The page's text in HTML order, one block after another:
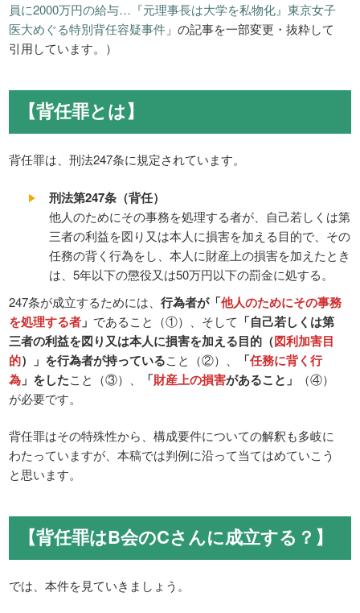
員に2000万円の給与…『元理事長は大学を私物化』東京女子
医大めぐる特別背任容疑事件 」の記事を一部変更・抜粋して
引用しています。）
【背任罪とは】
背任罪は、刑法247条に規定されています。
刑法第247条（背任）
他人のためにその事務を処理する者が、自己若しくは第
三者の利益を図り又は本人に損害を加える目的で、その
任務の背く行為をし、本人に財産上の損害を加えたとき
は、5年以下の懲役又は50万円以下の罰金に処する。
247条が成立するためには、行為者が「他人のためにその事務
を処理する者 」 であること（①）、そして 「自己若しくは第
三者の利益を図り又は本人に損害を加える目的（図利加害目
的）」を行為者が持っていること（②）、 「任務に背く行
為 」をしたこと（③）、 「財産上の損害があること」
（④）
が必要です。
背任罪はその特殊性から、構成要件についての解釈も多岐に
わたっていますが、本稿では判例に沿って当てはめていこう
と思います。
【背任罪はB会のCさんに成立する？】
では、本件を見ていきましょう。